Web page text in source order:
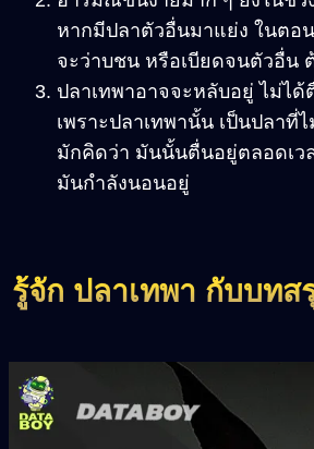
หากมีปลาตัวอื่นมาแย่ง ในตอ
จะว่าบชน หรือเบียดจนตัวอื่น
ปลาเทพาอาจจะหลับอยู่ ไม่ไ
เพราะปลาเทพานั้น เป็นปลาที่
มักคิดว่า มันนั้นตื่นอยู่ตลอดเว
มันกำลังนอนอยู่
รู้จัก ปลาเทพา กับบทส